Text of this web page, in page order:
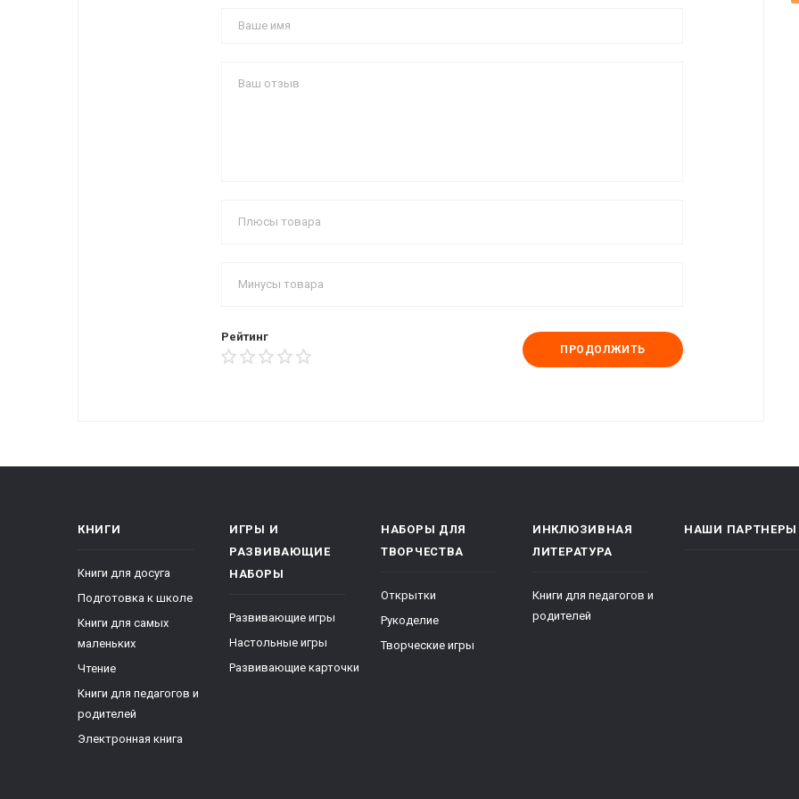
Рейтинг
ПРОДОЛЖИТЬ
КНИГИ
Книги для досуга
Подготовка к школе
Книги для самых
маленьких
Чтение
Книги для педагогов и
родителей
Электронная книга
ИГРЫ И
РАЗВИВАЮЩИЕ
НАБОРЫ
Развивающие игры
Настольные игры
Развивающие карточки
НАБОРЫ ДЛЯ
ТВОРЧЕСТВА
Открытки
Рукоделие
Творческие игры
ИНКЛЮЗИВНАЯ
ЛИТЕРАТУРА
Книги для педагогов и
родителей
НАШИ ПАРТНЕРЫ